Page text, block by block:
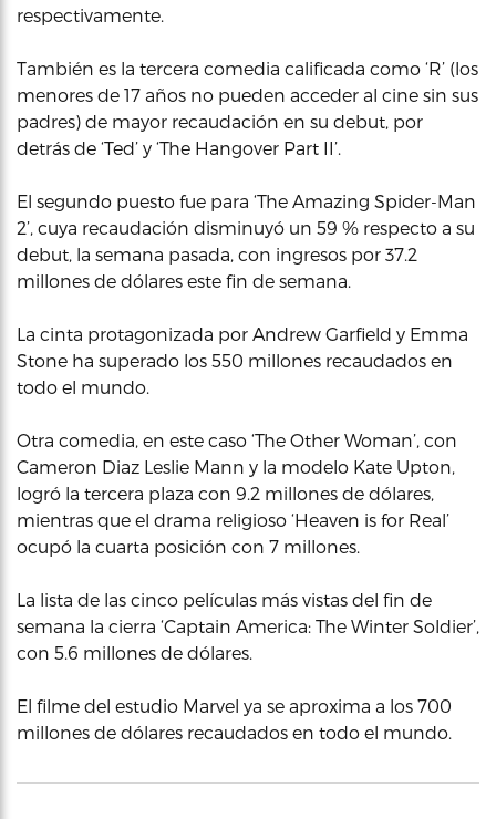
respectivamente.
También es la tercera comedia calificada como ‘R’ (los
menores de 17 años no pueden acceder al cine sin sus
padres) de mayor recaudación en su debut, por
detrás de ‘Ted’ y ‘The Hangover Part II’.
El segundo puesto fue para ‘The Amazing Spider-Man
2’, cuya recaudación disminuyó un 59 % respecto a su
debut, la semana pasada, con ingresos por 37.2
millones de dólares este fin de semana.
La cinta protagonizada por Andrew Garfield y Emma
Stone ha superado los 550 millones recaudados en
todo el mundo.
Otra comedia, en este caso ‘The Other Woman’, con
Cameron Diaz Leslie Mann y la modelo Kate Upton,
logró la tercera plaza con 9.2 millones de dólares,
mientras que el drama religioso ‘Heaven is for Real’
ocupó la cuarta posición con 7 millones.
La lista de las cinco películas más vistas del fin de
semana la cierra ‘Captain America: The Winter Soldier’,
con 5.6 millones de dólares.
El filme del estudio Marvel ya se aproxima a los 700
millones de dólares recaudados en todo el mundo.